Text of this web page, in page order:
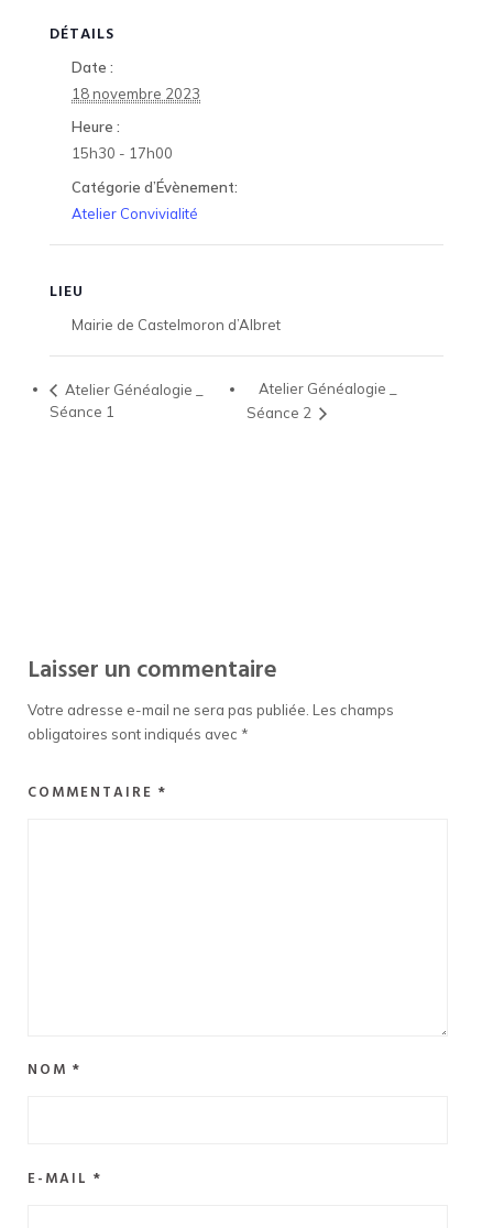
DÉTAILS
Date :
18 novembre 2023
Heure :
15h30 - 17h00
Catégorie d’Évènement:
Atelier Convivialité
LIEU
Mairie de Castelmoron d’Albret
Atelier Généalogie _
Séance 1
Atelier Généalogie _
Séance 2
Laisser un commentaire
Votre adresse e-mail ne sera pas publiée. Les champs
obligatoires sont indiqués avec *
COMMENTAIRE *
NOM *
E-MAIL *